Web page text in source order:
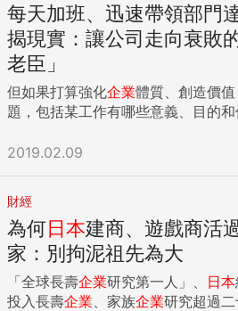
每天加班、迅速帶領部門
揭現實：讓公司走向衰敗
老臣」
但如果打算強化企業體質、創造價
題，包括某工作有哪些意義、目的和
2019.02.09
財經
為何日本建商、遊戲商活
家：別拘泥祖先為大
「全球長壽企業研究第一人」、 日本
投入長壽企業 、家族企業研究超過